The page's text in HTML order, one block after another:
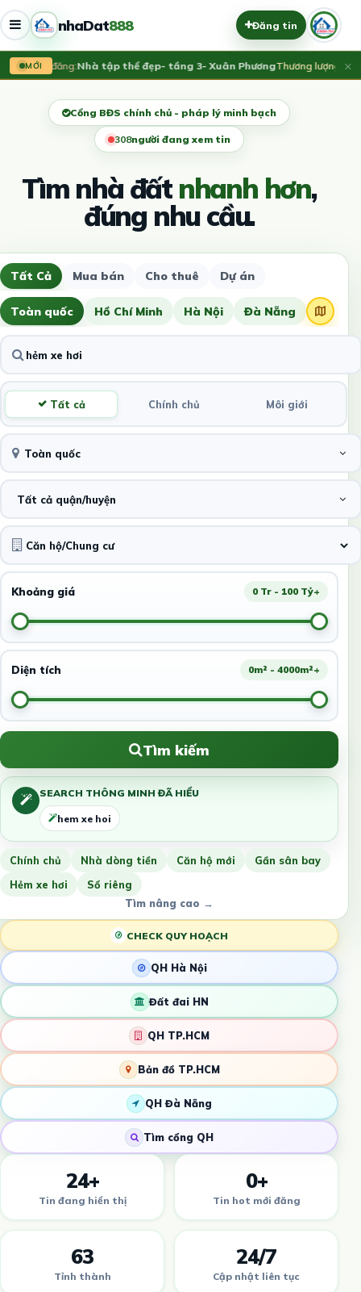
nhaDat888 Đăng tin
MỚI
Vừa đăng:Nhà tập thể đẹp- tầng 3- Xuân PhươngThương lượng ×
Cổng BĐS chính chủ - pháp lý minh bạch
311người đang xem tin
Tìm nhà đấtnhanh hơn,
đúng nhu cầu.
Tất Cả Mua bán Cho thuê Dự án
Toàn quốc Hồ Chí Minh Hà Nội Đà Nẵng
Tất cả Chính chủ Môi giới
Toàn quốc
Tất cả quận/huyện
Khoảng giá 0 Tr - 100 Tỷ+
Diện tích 0m² - 4000m²+
Tìm kiếm
SEARCH THÔNG MINH ĐÃ HIỂU
hem xe hoi
Chính chủ Nhà dòng tiền Căn hộ mới
Gần sân bay
Hẻm xe hơi
Sổ riêng
Tìm nâng cao →
CHECK QUY HOẠCH
QH Hà Nội
Đất đai HN
QH TP.HCM
Bản đồ TP.HCM
QH Đà Nẵng
Tìm cổng QH
24+
Tin đang hiển thị
0+
Tin hot mới đăng
63
Tỉnh thành
24/7
Cập nhật liên tục